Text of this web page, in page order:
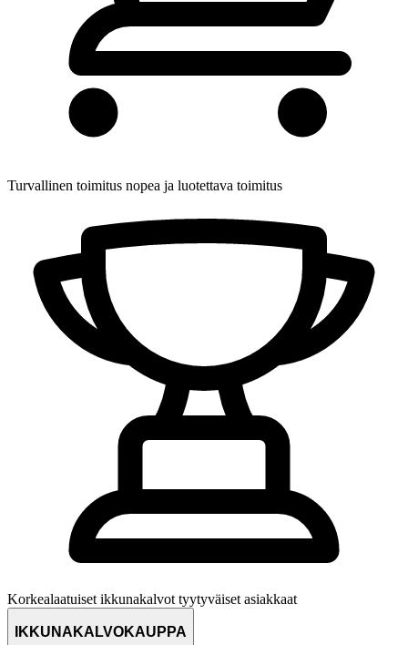
Turvallinen toimitus nopea ja luotettava toimitus
Korkealaatuiset ikkunakalvot tyytyväiset asiakkaat
IKKUNAKALVOKAUPPA